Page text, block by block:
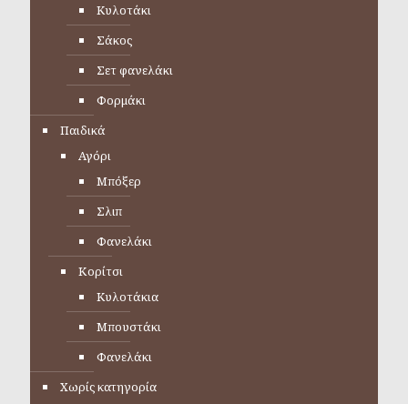
Κυλοτάκι
Σάκος
Σετ φανελάκι
Φορμάκι
Παιδικά
Αγόρι
Μπόξερ
Σλιπ
Φανελάκι
Κορίτσι
Κυλοτάκια
Μπουστάκι
Φανελάκι
Χωρίς κατηγορία